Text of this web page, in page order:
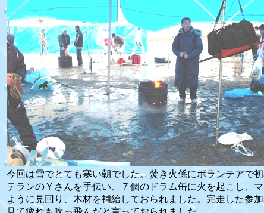
今回は雪でとても寒い朝でした。焚き火係にボランテアで
テランのＹさんを手伝い、７個のドラム缶に火を起こし、
ように見回り、木材を補給しておられました。完走した参